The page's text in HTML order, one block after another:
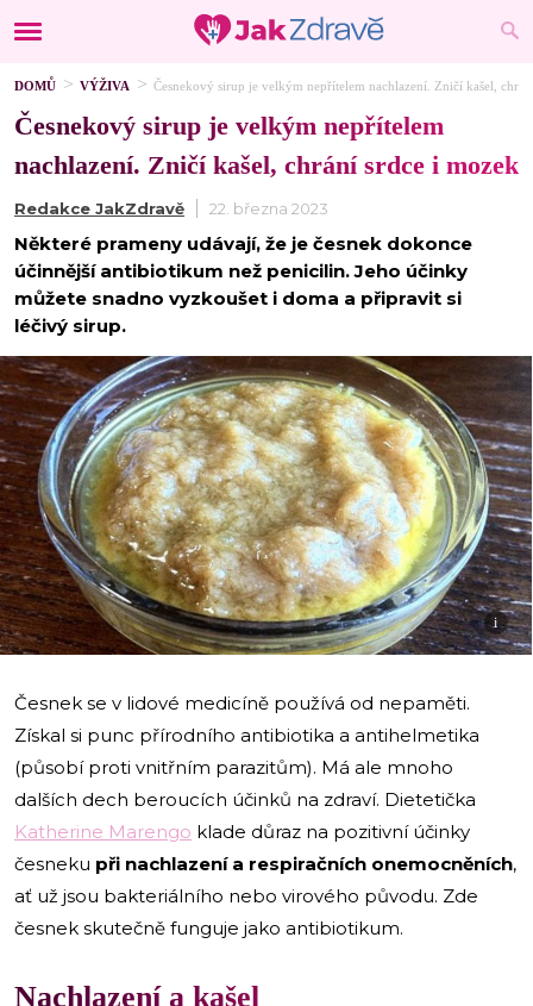
DOMŮ VÝŽIVA Česnekový sirup je velkým nepřítelem nachlazení. Zničí kašel,
Česnekový sirup je velkým nepřítelem
nachlazení. Zničí kašel, chrání srdce i mozek
Redakce JakZdravě 22. března 2023
Některé prameny udávají, že je česnek dokonce
účinnější antibiotikum než penicilin. Jeho účinky
můžete snadno vyzkoušet i doma a připravit si
léčivý sirup.
i
Česnek se v lidové medicíně používá od nepaměti.
Získal si punc přírodního antibiotika a antihelmetika
(působí proti vnitřním parazitům). Má ale mnoho
dalších dech beroucích účinků na zdraví. Dietetička
Katherine Marengo klade důraz na pozitivní účinky
česneku při nachlazení a respiračních onemocněních,
ať už jsou bakteriálního nebo virového původu. Zde
česnek skutečně funguje jako antibiotikum.
Nachlazení a kašel